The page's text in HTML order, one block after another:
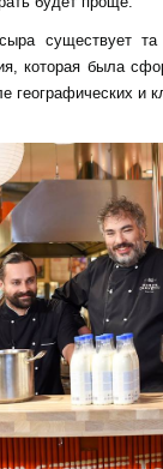
существует та
которая была
географических и